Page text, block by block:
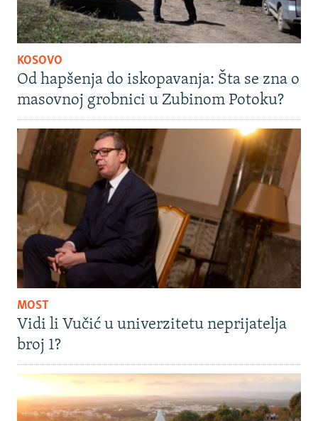
KOSOVO
Od hapšenja do iskopavanja: Šta se zna o
masovnoj grobnici u Zubinom Potoku?
MOST
Vidi li Vučić u univerzitetu neprijatelja
broj 1?